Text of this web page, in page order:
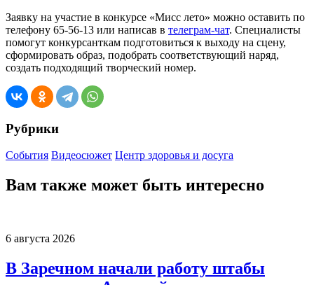
Заявку на участие в конкурсе «Мисс лето» можно оставить по
телефону 65-56-13 или написав в телеграм-чат. Специалисты
помогут конкурсанткам подготовиться к выходу на сцену,
сформировать образ, подобрать соответствующий наряд,
создать подходящий творческий номер.
Рубрики
События Видеосюжет Центр здоровья и досуга
Вам также может быть интересно
6 августа 2026
В Заречном начали работу штабы